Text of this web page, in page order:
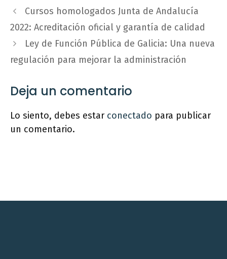
Cursos homologados Junta de Andalucía
2022: Acreditación oficial y garantía de calidad
Ley de Función Pública de Galicia: Una nueva
regulación para mejorar la administración
Deja un comentario
Lo siento, debes estar conectado para publicar
un comentario.